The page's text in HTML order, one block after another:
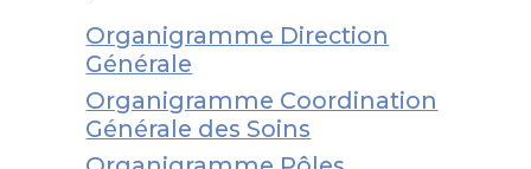
Organigramme Direction
Générale
Organigramme Coordination
Générale des Soins